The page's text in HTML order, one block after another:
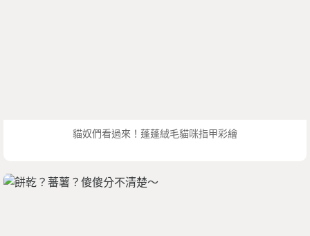
貓奴們看過來！蓬蓬絨毛貓咪指甲彩繪